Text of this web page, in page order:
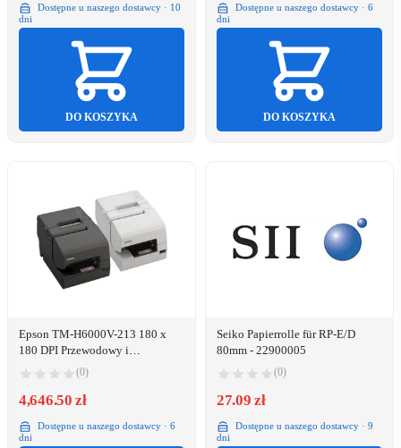
Dostępne u naszego dostawcy · 10
dni
DO KOSZYKA
Dostępne u naszego dostawcy · 6
dni
DO KOSZYKA
Epson TM-H6000V-213 180 x
180 DPI Przewodowy i
Bezprzewodowy DotMatrix
Drukarka POS
(0)
4,646.50 zł
Dostępne u naszego dostawcy · 6
dni
Seiko Papierrolle für RP-E/D
80mm - 22900005
(0)
27.09 zł
Dostępne u naszego dostawcy · 9
dni